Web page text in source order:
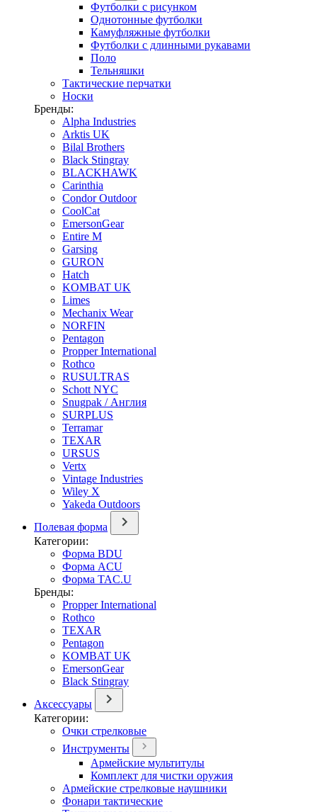
Футболки с рисунком
Однотонные футболки
Камуфляжные футболки
Футболки с длинными рукавами
Поло
Тельняшки
Тактические перчатки
Носки
Бренды:
Alpha Industries
Arktis UK
Bilal Brothers
Black Stingray
BLACKHAWK
Carinthia
Condor Outdoor
CoolCat
EmersonGear
Entire M
Garsing
GURON
Hatch
KOMBAT UK
Limes
Mechanix Wear
NORFIN
Pentagon
Propper International
Rothco
RUSULTRAS
Schott NYC
Snugpak / Англия
SURPLUS
Terramar
TEXAR
URSUS
Vertx
Vintage Industries
Wiley X
Yakeda Outdoors
Полевая форма
Категории:
Форма BDU
Форма ACU
Форма TAC.U
Бренды:
Propper International
Rothco
TEXAR
Pentagon
KOMBAT UK
EmersonGear
Black Stingray
Аксессуары
Категории:
Очки стрелковые
Инструменты
Армейские мультитулы
Комплект для чистки оружия
Армейские стрелковые наушники
Фонари тактические